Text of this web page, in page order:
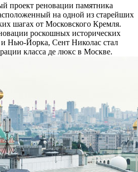
проект реновации памятника
на одной из старейших
шагах от Московского Кремля.
роскошных исторических
Нью-Йорка, Сент Николас стал
класса де люкс в Москве.